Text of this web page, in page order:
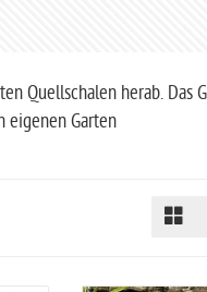
Quellschalen herab. Das
eigenen Garten